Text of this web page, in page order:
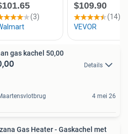
gas kachel 50,00
Details
4 mei 26
Gas Heater - Gaskachel met